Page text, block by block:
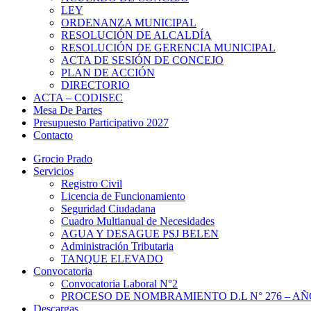
LEY
ORDENANZA MUNICIPAL
RESOLUCIÓN DE ALCALDÍA
RESOLUCIÓN DE GERENCIA MUNICIPAL
ACTA DE SESIÓN DE CONCEJO
PLAN DE ACCIÓN
DIRECTORIO
ACTA – CODISEC
Mesa De Partes
Presupuesto Participativo 2027
Contacto
Grocio Prado
Servicios
Registro Civil
Licencia de Funcionamiento
Seguridad Ciudadana
Cuadro Multianual de Necesidades
AGUA Y DESAGUE PSJ BELEN
Administración Tributaria
TANQUE ELEVADO
Convocatoria
Convocatoria Laboral N°2
PROCESO DE NOMBRAMIENTO D.L N° 276 –
Descargas